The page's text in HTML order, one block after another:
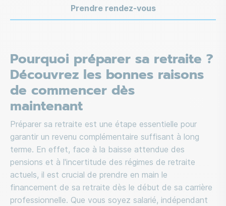
Prendre rendez-vous
Pourquoi préparer sa retraite ?
Découvrez les bonnes raisons
de commencer dès
maintenant
Préparer sa retraite est une étape essentielle pour
garantir un revenu complémentaire suffisant à long
terme. En effet, face à la baisse attendue des
pensions et à l'incertitude des régimes de retraite
actuels, il est crucial de prendre en main le
financement de sa retraite dès le début de sa carrière
professionnelle. Que vous soyez salarié, indépendant